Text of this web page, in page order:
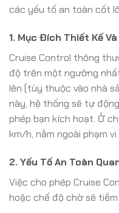
các yếu tố an toàn cốt
1. Mục Đích Thiết Kế
Cruise Control thông
độ trên một ngưỡng
lên (tùy thuộc vào nhà
này, hệ thống sẽ tự
phép bạn kích hoạt. Ở
km/h, nằm ngoài phạm
2. Yếu Tố An Toàn
Việc cho phép Cruise
hoặc chế độ chờ sẽ